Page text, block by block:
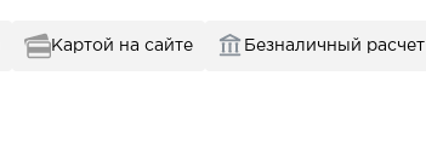
Картой на сайте Безналичный расчет